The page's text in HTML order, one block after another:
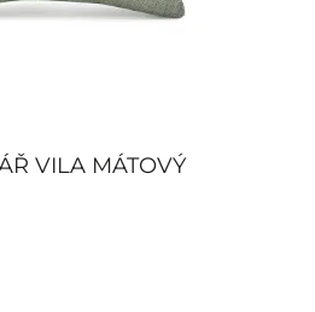
VILA MÁTOVÝ